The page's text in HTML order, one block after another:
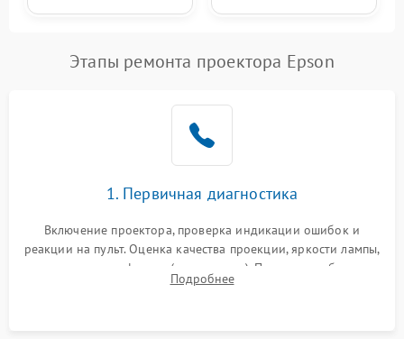
Этапы ремонта проектора Epson
1. Первичная диагностика
Включение проектора, проверка индикации ошибок и
реакции на пульт. Оценка качества проекции, яркости лампы,
наличия артефактов (точки, пятна). Проверка работы
системы охлаждения по уровню шума вентиляторов.
Подробнее